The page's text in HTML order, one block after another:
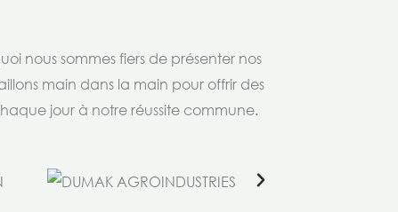
nous sommes fiers de présenter nos
main dans la main pour offrir des
jour à notre réussite commune.